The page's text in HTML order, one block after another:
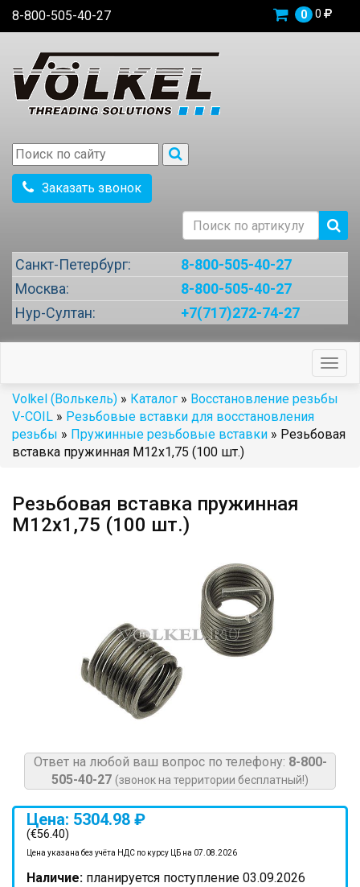
8-800-505-40-27 0 0
Заказать звонок
Санкт-Петербург:
8-800-505-40-27
Москва:
8-800-505-40-27
Нур-Султан:
+7(717)272-74-27
Volkel (Волькель) » Каталог » Восстановление резьбы
V-COIL » Резьбовые вставки для восстановления
резьбы » Пружинные резьбовые вставки » Резьбовая
вставка пружинная M12x1,75 (100 шт.)
Резьбовая вставка пружинная
M12x1,75 (100 шт.)
Ответ на любой ваш вопрос по телефону: 8-800-
505-40-27 (звонок на территории бесплатный!)
Цена: 5304.98 ₽
(€56.40)
Цена указана без учёта НДС по курсу ЦБ на 07.08.2026
Наличие: планируется поступление 03.09.2026